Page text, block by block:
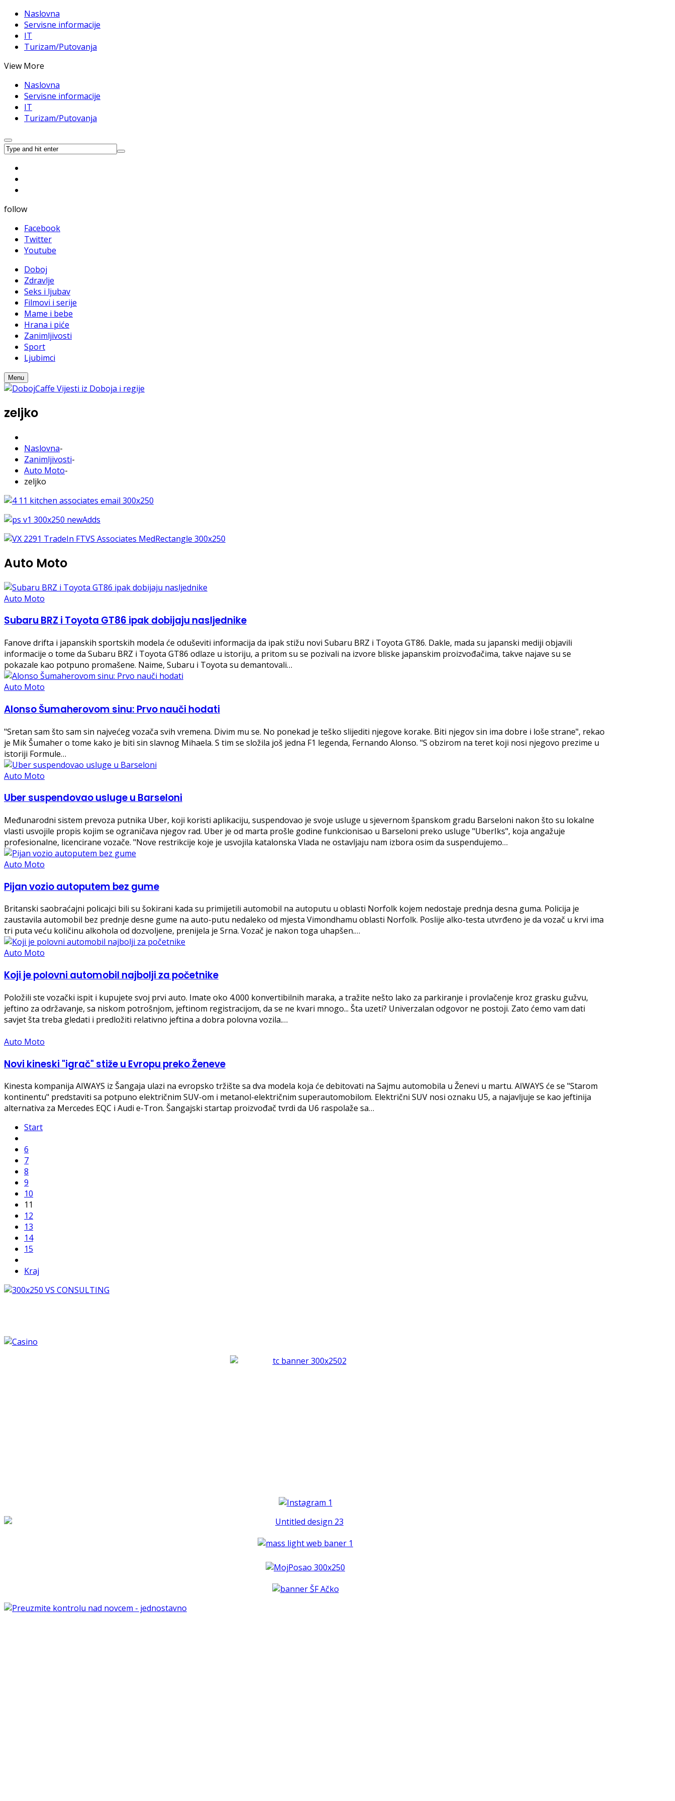
Naslovna
Servisne informacije
IT
Turizam/Putovanja
View More
Naslovna
Servisne informacije
IT
Turizam/Putovanja
follow
Facebook
Twitter
Youtube
Doboj
Zdravlje
Seks i ljubav
Filmovi i serije
Mame i bebe
Hrana i piće
Zanimljivosti
Sport
Ljubimci
Menu
zeljko
Naslovna-
Zanimljivosti-
Auto Moto-
zeljko
Auto Moto
Auto Moto
Subaru BRZ i Toyota GT86 ipak dobijaju nasljednike
Fanove drifta i japanskih sportskih modela će oduševiti informacija da ipak stižu novi Subaru BRZ i Toyota GT86. Dakle, mada su japanski mediji objavili
informacije o tome da Subaru BRZ i Toyota GT86 odlaze u istoriju, a pritom su se pozivali na izvore bliske japanskim proizvođačima, takve najave su se
pokazale kao potpuno promašene. Naime, Subaru i Toyota su demantovali…
Auto Moto
Alonso Šumaherovom sinu: Prvo nauči hodati
"Sretan sam što sam sin najvećeg vozača svih vremena. Divim mu se. No ponekad je teško slijediti njegove korake. Biti njegov sin ima dobre i loše strane", rekao
je Mik Šumaher o tome kako je biti sin slavnog Mihaela. S tim se složila još jedna F1 legenda, Fernando Alonso. "S obzirom na teret koji nosi njegovo prezime u
istoriji Formule…
Auto Moto
Uber suspendovao usluge u Barseloni
Međunarodni sistem prevoza putnika Uber, koji koristi aplikaciju, suspendovao je svoje usluge u sjevernom španskom gradu Barseloni nakon što su lokalne
vlasti usvojile propis kojim se ograničava njegov rad. Uber je od marta prošle godine funkcionisao u Barseloni preko usluge "UberIks", koja angažuje
profesionalne, licencirane vozače. "Nove restrikcije koje je usvojila katalonska Vlada ne ostavljaju nam izbora osim da suspendujemo…
Auto Moto
Pijan vozio autoputem bez gume
Britanski saobraćajni policajci bili su šokirani kada su primijetili automobil na autoputu u oblasti Norfolk kojem nedostaje prednja desna guma. Policija je
zaustavila automobil bez prednje desne gume na auto-putu nedaleko od mjesta Vimondhamu oblasti Norfolk. Poslije alko-testa utvrđeno je da vozač u krvi ima
tri puta veću količinu alkohola od dozvoljene, prenijela je Srna. Vozač je nakon toga uhapšen.…
Auto Moto
Koji je polovni automobil najbolji za početnike
Položili ste vozački ispit i kupujete svoj prvi auto. Imate oko 4.000 konvertibilnih maraka, a tražite nešto lako za parkiranje i provlačenje kroz grasku gužvu,
jeftino za održavanje, sa niskom potrošnjom, jeftinom registracijom, da se ne kvari mnogo... Šta uzeti? Univerzalan odgovor ne postoji. Zato ćemo vam dati
savjet šta treba gledati i predložiti relativno jeftina a dobra polovna vozila.…
Auto Moto
Novi kineski "igrač" stiže u Evropu preko Ženeve
Kinesta kompanija AIWAYS iz Šangaja ulazi na evropsko tržište sa dva modela koja će debitovati na Sajmu automobila u Ženevi u martu. AIWAYS će se "Starom
kontinentu" predstaviti sa potpuno električnim SUV-om i metanol-električnim superautomobilom. Električni SUV nosi oznaku U5, a najavljuje se kao jeftinija
alternativa za Mercedes EQC i Audi e-Tron. Šangajski startap proizvođač tvrdi da U6 raspolaže sa…
Start
6
7
8
9
10
11
12
13
14
15
Kraj